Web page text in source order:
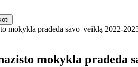
mokykla pradeda savo veiklą 2022-
mokykla pradeda